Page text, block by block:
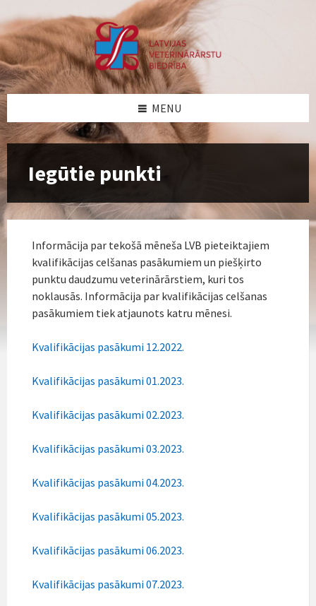
to
content
to
left
sidebar
to
right
sidebar
to
footer
MENU
Iegūtie punkti
Informācija par tekošā mēneša LVB pieteiktajiem
kvalifikācijas celšanas pasākumiem un piešķirto
punktu daudzumu veterinārārstiem, kuri tos
noklausās. Informācija par kvalifikācijas celšanas
pasākumiem tiek atjaunots katru mēnesi.
Kvalifikācijas pasākumi 12.2022.
Kvalifikācijas pasākumi 01.2023.
Kvalifikācijas pasākumi 02.2023.
Kvalifikācijas pasākumi 03.2023.
Kvalifikācijas pasākumi 04.2023.
Kvalifikācijas pasākumi 05.2023.
Kvalifikācijas pasākumi 06.2023.
Kvalifikācijas pasākumi 07.2023.